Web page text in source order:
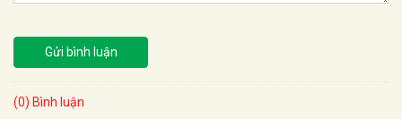
Gửi bình luận
(0) Bình luận